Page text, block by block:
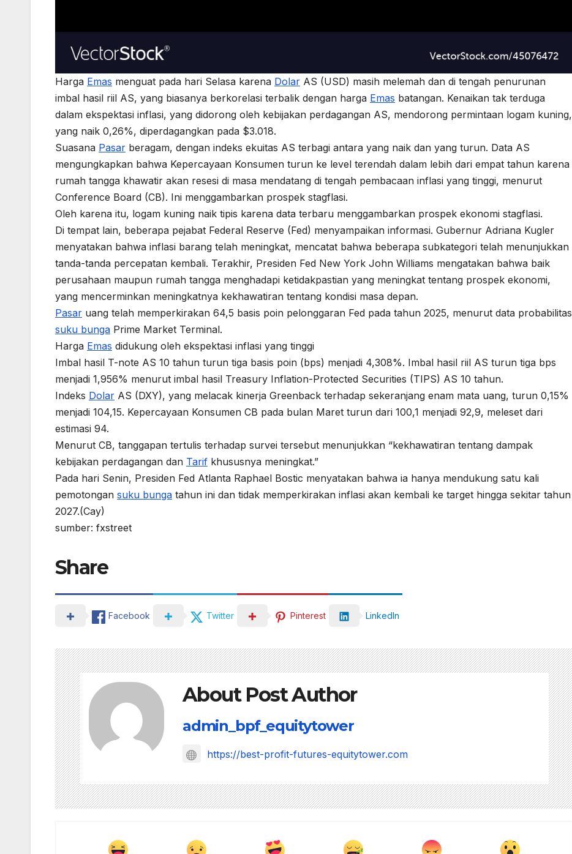
Harga Emas menguat pada hari Selasa karena Dolar AS (USD) masih melemah dan di tengah penurunan
imbal hasil riil AS, yang biasanya berkorelasi terbalik dengan harga Emas batangan. Kenaikan tak terduga
dalam ekspektasi inflasi, yang didorong oleh kebijakan perdagangan AS, mendorong permintaan logam kuning,
yang naik 0,26%, diperdagangkan pada $3.018.
Suasana Pasar beragam, dengan indeks ekuitas AS terbagi antara yang naik dan yang turun. Data AS
mengungkapkan bahwa Kepercayaan Konsumen turun ke level terendah dalam lebih dari empat tahun karena
rumah tangga khawatir akan resesi di masa mendatang di tengah pembacaan inflasi yang tinggi, menurut
Conference Board (CB). Ini menggambarkan prospek stagflasi.
Oleh karena itu, logam kuning naik tipis karena data terbaru menggambarkan prospek ekonomi stagflasi.
Di tempat lain, beberapa pejabat Federal Reserve (Fed) menyampaikan informasi. Gubernur Adriana Kugler
menyatakan bahwa inflasi barang telah meningkat, mencatat bahwa beberapa subkategori telah menunjukkan
tanda-tanda percepatan kembali. Terakhir, Presiden Fed New York John Williams mengatakan bahwa baik
perusahaan maupun rumah tangga menghadapi ketidakpastian yang meningkat tentang prospek ekonomi,
yang mencerminkan meningkatnya kekhawatiran tentang kondisi masa depan.
Pasar uang telah memperkirakan 64,5 basis poin pelonggaran Fed pada tahun 2025, menurut data probabilitas
suku bunga Prime Market Terminal.
Harga Emas didukung oleh ekspektasi inflasi yang tinggi
Imbal hasil T-note AS 10 tahun turun tiga basis poin (bps) menjadi 4,308%. Imbal hasil riil AS turun tiga bps
menjadi 1,956% menurut imbal hasil Treasury Inflation-Protected Securities (TIPS) AS 10 tahun.
Indeks Dolar AS (DXY), yang melacak kinerja Greenback terhadap sekeranjang enam mata uang, turun 0,15%
menjadi 104,15. Kepercayaan Konsumen CB pada bulan Maret turun dari 100,1 menjadi 92,9, meleset dari
estimasi 94.
Menurut CB, tanggapan tertulis terhadap survei tersebut menunjukkan “kekhawatiran tentang dampak
kebijakan perdagangan dan Tarif khususnya meningkat.”
Pada hari Senin, Presiden Fed Atlanta Raphael Bostic menyatakan bahwa ia hanya mendukung satu kali
pemotongan suku bunga tahun ini dan tidak memperkirakan inflasi akan kembali ke target hingga sekitar tahun
2027.(Cay)
sumber: fxstreet
Share
Facebook Twitter Pinterest LinkedIn
About Post Author
admin_bpf_equitytower
https://best-profit-futures-equitytower.com